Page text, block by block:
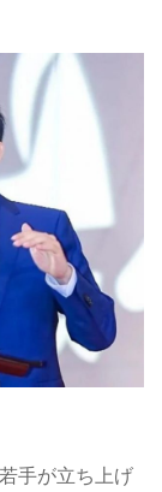
手が立ち上げ